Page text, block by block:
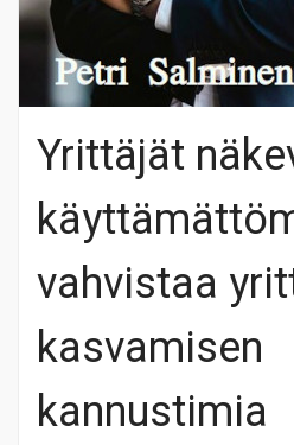
Yrittäjät
vahvistaa
kasvamisen
kannustimia